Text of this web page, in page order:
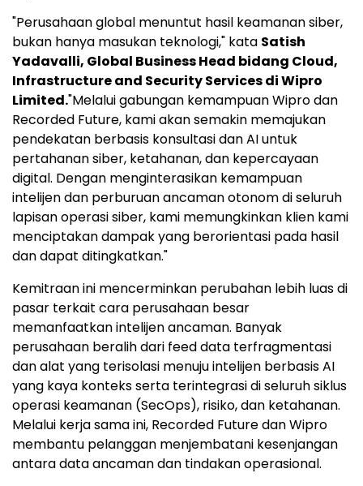
"Perusahaan global menuntut hasil keamanan siber,
bukan hanya masukan teknologi," kata Satish
Yadavalli, Global Business Head bidang Cloud,
Infrastructure and Security Services di Wipro
Limited."Melalui gabungan kemampuan Wipro dan
Recorded Future, kami akan semakin memajukan
pendekatan berbasis konsultasi dan AI untuk
pertahanan siber, ketahanan, dan kepercayaan
digital. Dengan menginterasikan kemampuan
intelijen dan perburuan ancaman otonom di seluruh
lapisan operasi siber, kami memungkinkan klien kami
menciptakan dampak yang berorientasi pada hasil
dan dapat ditingkatkan."
Kemitraan ini mencerminkan perubahan lebih luas di
pasar terkait cara perusahaan besar
memanfaatkan intelijen ancaman. Banyak
perusahaan beralih dari feed data terfragmentasi
dan alat yang terisolasi menuju intelijen berbasis AI
yang kaya konteks serta terintegrasi di seluruh siklus
operasi keamanan (SecOps), risiko, dan ketahanan.
Melalui kerja sama ini, Recorded Future dan Wipro
membantu pelanggan menjembatani kesenjangan
antara data ancaman dan tindakan operasional.